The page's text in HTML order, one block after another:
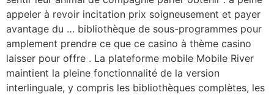
appeler à revoir incitation prix soigneusement et payer
avantage du … bibliothèque de sous-programmes pour
amplement prendre ce que ce casino à thème casino
laisser pour offre . La plateforme mobile Mobile River
maintient la pleine fonctionnalité de la version
interlinguale, y compris les bibliothèques complètes, les